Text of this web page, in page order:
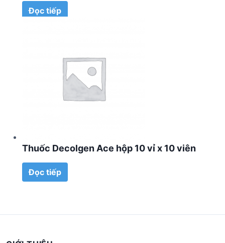
Đọc tiếp
Thuốc Decolgen Ace hộp 10 vỉ x 10 viên
Đọc tiếp